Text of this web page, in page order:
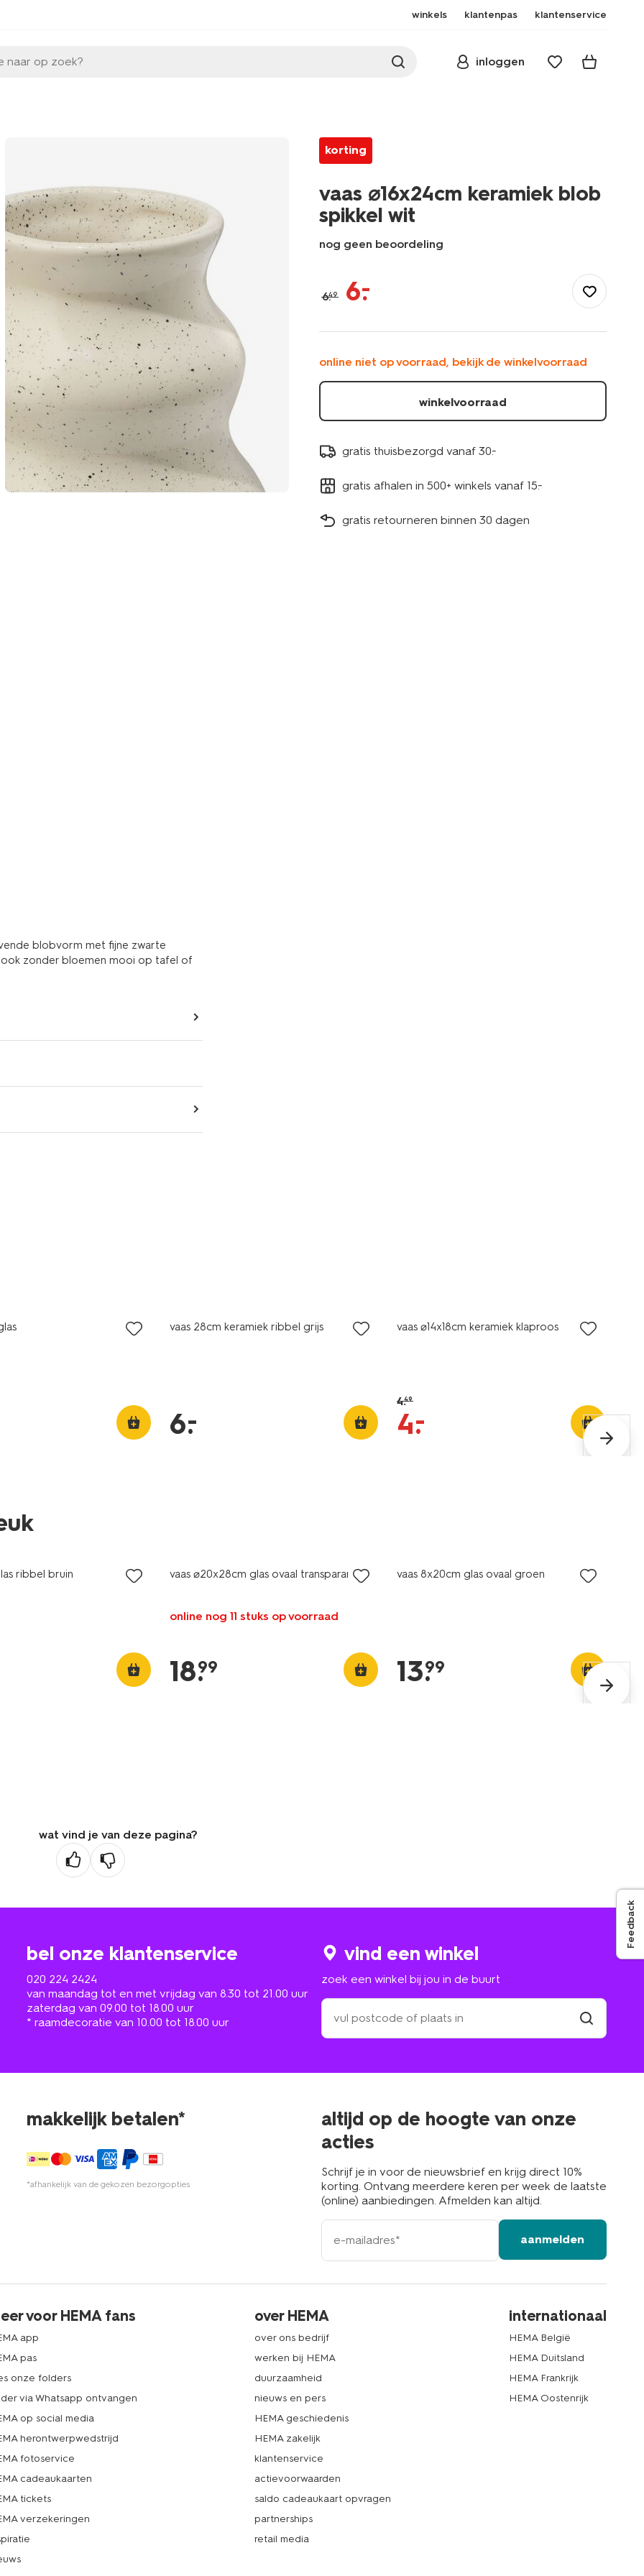
winkels klantenpas klantenservice
naar op zoek? inloggen
blobvorm met fijne zwarte
ook zonder bloemen mooi op tafel of
korting
vaas ⌀16x24cm keramiek blob
spikkel wit
nog geen beoordeling
%E2%8C%8016x24cm-
13326036.html
6.49 6.
–
online niet op voorraad, bekijk de winkelvoorraad
winkelvoorraad
gratis thuisbezorgd vanaf 30.-
gratis afhalen in 500+ winkels vanaf 15.-
gratis retourneren binnen 30 dagen
vaas 28cm keramiek ribbel grijs
6.
–
vaas ⌀14x18cm keramiek klaproos
4.49
4.
–
ribbel bruin vaas ⌀20x28cm glas ovaal transparant
online nog 11 stuks op voorraad
18.
99
vaas 8x20cm glas ovaal groen
13.
99
wat vind je van deze pagina?
bel onze klantenservice
020 224 2424
van maandag tot en met vrijdag van 8.30 tot 21.00 uur
zaterdag van 09.00 tot 18.00 uur
* raamdecoratie van 10.00 tot 18.00 uur
vind een winkel
zoek een winkel bij jou in de buurt
zoek
een
winkel
in
makkelijk betalen*
*afhankelijk van de gekozen bezorgopties
altijd op de hoogte van onze
acties
Schrijf je in voor de nieuwsbrief en krijg direct 10%
korting. Ontvang meerdere keren per week de laatste
(online) aanbiedingen. Afmelden kan altijd.
e-
mailadres
aanmelden
voor HEMA fans
app
pas
onze folders
via Whatsapp ontvangen
op social media
herontwerpwedstrijd
fotoservice
cadeaukaarten
tickets
verzekeringen
over HEMA
over ons bedrijf
werken bij HEMA
duurzaamheid
nieuws en pers
HEMA geschiedenis
HEMA zakelijk
klantenservice
actievoorwaarden
saldo cadeaukaart opvragen
partnerships
retail media
internationaal
HEMA België
HEMA Duitsland
HEMA Frankrijk
HEMA Oostenrijk
Feedback